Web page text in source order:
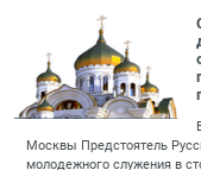
Москвы Предстоятель
молодежного служения в